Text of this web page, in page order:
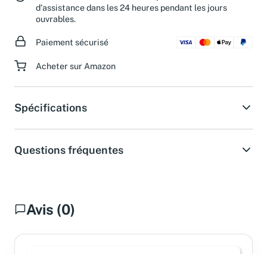
d'assistance dans les 24 heures pendant les jours
ouvrables.
Paiement sécurisé
Acheter sur Amazon
Spécifications
Questions fréquentes
Avis (0)